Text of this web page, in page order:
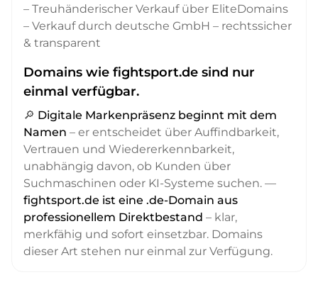
– Treuhänderischer Verkauf über EliteDomains
– Verkauf durch deutsche GmbH – rechtssicher
& transparent
Domains wie fightsport.de sind nur
einmal verfügbar.
🔎 Digitale Markenpräsenz beginnt mit dem
Namen – er entscheidet über Auffindbarkeit,
Vertrauen und Wiedererkennbarkeit,
unabhängig davon, ob Kunden über
Suchmaschinen oder KI-Systeme suchen. —
fightsport.de ist eine .de-Domain aus
professionellem Direktbestand – klar,
merkfähig und sofort einsetzbar. Domains
dieser Art stehen nur einmal zur Verfügung.